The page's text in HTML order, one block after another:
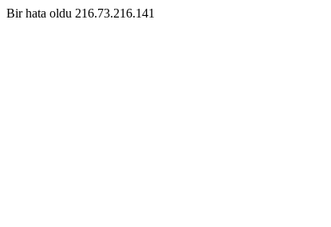
Bir hata oldu 216.73.216.141